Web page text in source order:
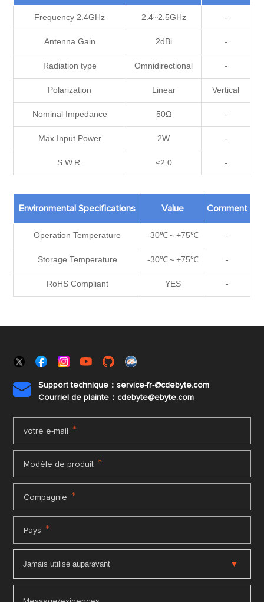
Frequency 2.4GHz 2.4~2.5GHz -
Antenna Gain 2dBi -
Radiation type Omnidirectional -
Polarization Linear Vertical
Nominal Impedance 50Ω -
Max Input Power 2W -
S.W.R. ≤2.0 -
Environmental Specifications Value Comment
Operation Temperature -30℃～+75℃ -
Storage Temperature -30℃～+75℃ -
RoHS Compliant YES -

Support technique：service-fr-@cdebyte.com
Courriel de plainte：cdebyte@ebyte.com
votre e-mail *
Modèle de produit *
Compagnie *
Pays *